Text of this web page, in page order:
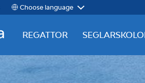
Choose language
REGATTOR